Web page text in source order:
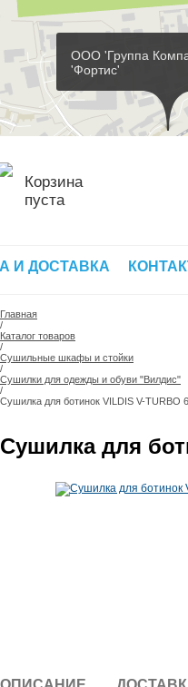
ООО 'Группа
'Фортис'
Корзина
пуста
И ДОСТАВКА
Главная
/
Каталог товаров
/
Сушильные шкафы и стойки
/
Сушилки для одежды и обуви "Вилдис"
/
Сушилка для ботинок VILDIS V-TURBO
Сушилка для